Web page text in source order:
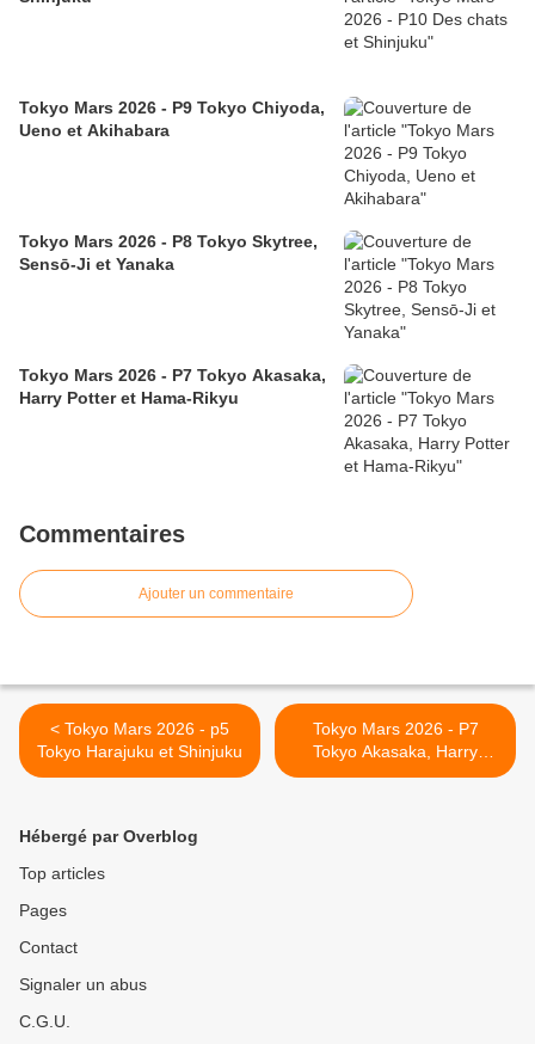
Tokyo Mars 2026 - P9 Tokyo Chiyoda,
Ueno et Akihabara
Tokyo Mars 2026 - P8 Tokyo Skytree,
Sensō-Ji et Yanaka
Tokyo Mars 2026 - P7 Tokyo Akasaka,
Harry Potter et Hama-Rikyu
Commentaires
Ajouter un commentaire
< Tokyo Mars 2026 - p5
Tokyo Harajuku et Shinjuku
Tokyo Mars 2026 - P7
Tokyo Akasaka, Harry
Potter et Hama-Rikyu >
Hébergé par Overblog
Top articles
Pages
Contact
Signaler un abus
C.G.U.